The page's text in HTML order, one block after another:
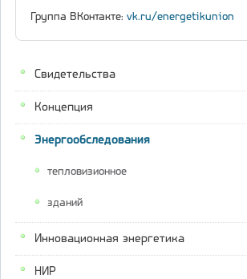
Свидетельства
Концепция
Энергообследования
тепловизионное
зданий
Инновационная энергетика
НИР
Группа ВКонтакте: vk.ru/energetikunion